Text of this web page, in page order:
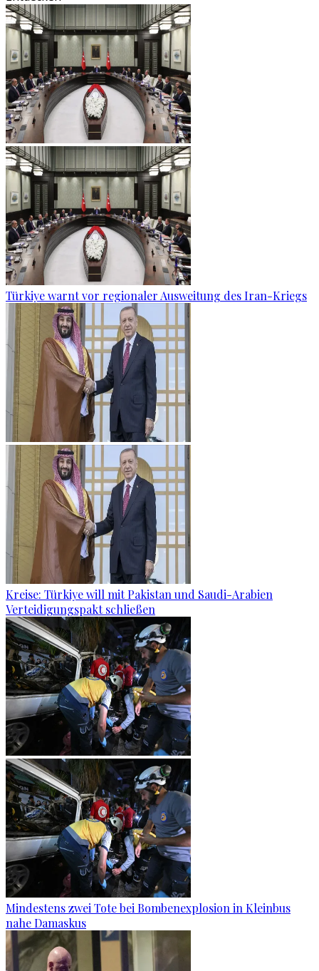
Türkiye warnt vor regionaler Ausweitung des Iran-Kriegs
Kreise: Türkiye will mit Pakistan und Saudi-Arabien
Verteidigungspakt schließen
Mindestens zwei Tote bei Bombenexplosion in Kleinbus
nahe Damaskus